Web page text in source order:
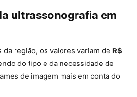
ultrassonografia em
da região, os valores variam de R$
do tipo e da necessidade de
de imagem mais em conta do